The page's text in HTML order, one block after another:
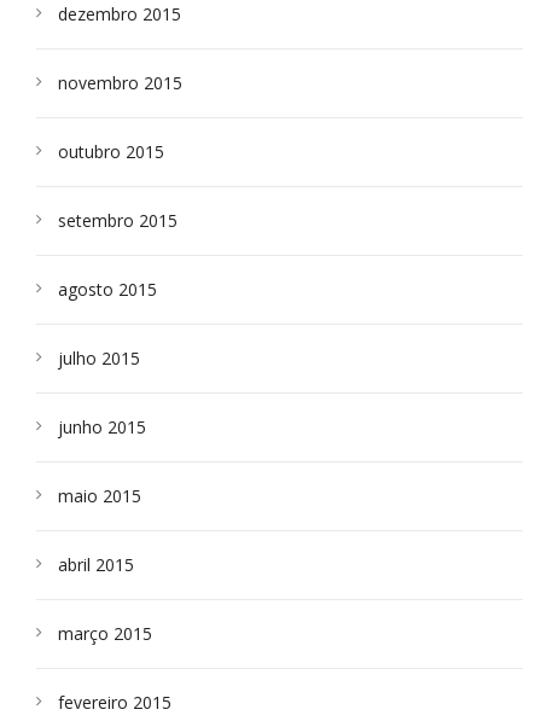
dezembro 2015
novembro 2015
outubro 2015
setembro 2015
agosto 2015
julho 2015
junho 2015
maio 2015
abril 2015
março 2015
fevereiro 2015